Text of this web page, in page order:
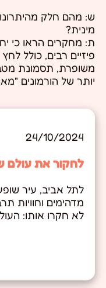
ש: מהם חלק
מינית?
ת: מחקרים הראו כי
פיזיים רבים, כולל
משופרת, תסמונת
יותר של הורמונים
24/10/2024
לחקור את עולם
לתל אביב, עיר
מדהימים וחוויות
לא חקרו אותו: